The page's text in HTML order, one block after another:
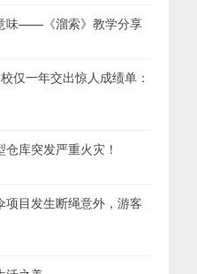
味——《溜索》教学分享
仅一年交出惊人成绩单：
库突发严重火灾！
目发生断绳意外，游客